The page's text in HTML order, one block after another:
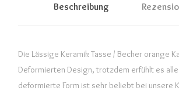
Beschreibung
Die Lässige Keramik Tasse / Becher orange
Deformierten Design, trotzdem erfühlt es alle
deformierte Form ist sehr beliebt bei unsere